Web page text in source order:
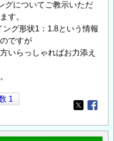
グについてご教示いただ
す。
グ形状1：1.8という情報
ですが
いらっしゃればお力添え
1
Opens in